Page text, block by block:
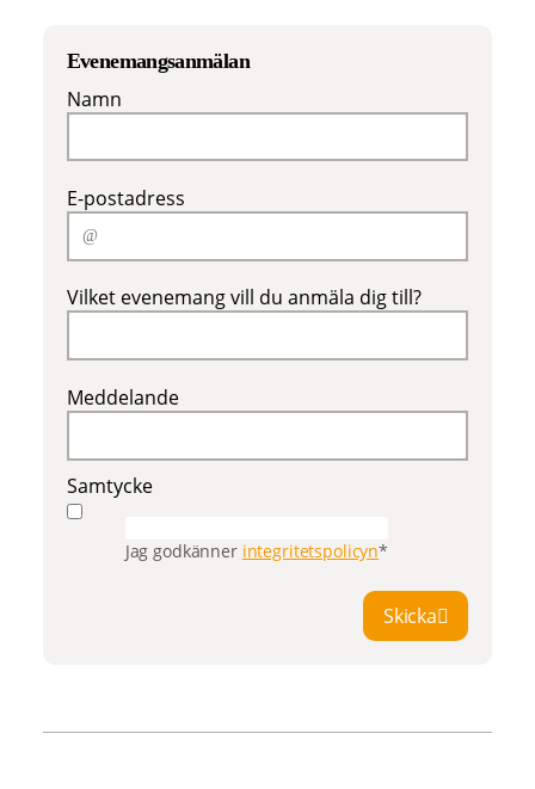
Evenemangsanmälan
Namn
E-postadress
Vilket evenemang vill du anmäla dig till?
Meddelande
Samtycke
Jag godkänner integritetspolicyn*
Skicka